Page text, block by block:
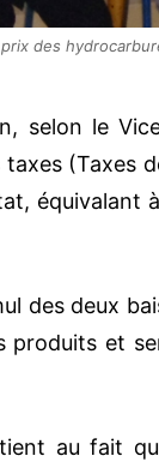
des
selon le
(Taxes
équivalant
des deux
produits et
au fait